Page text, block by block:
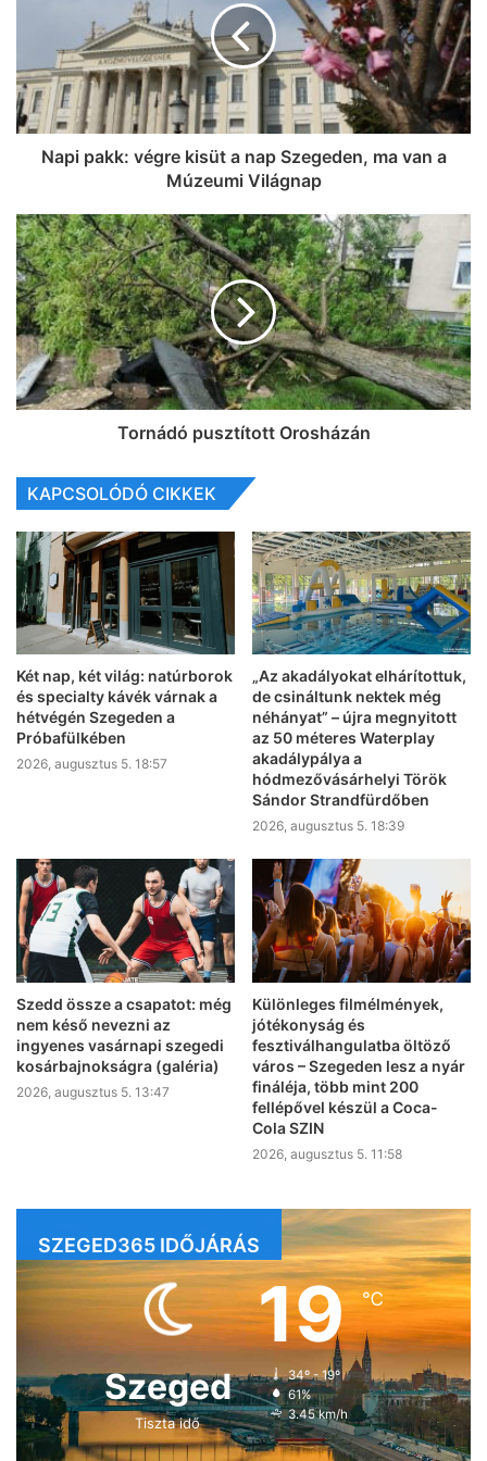
Napi pakk: végre kisüt a nap Szegeden, ma van a
Múzeumi Világnap
Tornádó pusztított Orosházán
KAPCSOLÓDÓ CIKKEK
Két nap, két világ: natúrborok
és specialty kávék várnak a
hétvégén Szegeden a
Próbafülkében
2026, augusztus 5. 18:57
„Az akadályokat elhárítottuk,
de csináltunk nektek még
néhányat” – újra megnyitott
az 50 méteres Waterplay
akadálypálya a
hódmezővásárhelyi Török
Sándor Strandfürdőben
2026, augusztus 5. 18:39
Szedd össze a csapatot: még
nem késő nevezni az
ingyenes vasárnapi szegedi
kosárbajnokságra (galéria)
2026, augusztus 5. 13:47
Különleges filmélmények,
jótékonyság és
fesztiválhangulatba öltöző
város – Szegeden lesz a nyár
fináléja, több mint 200
fellépővel készül a Coca-
Cola SZIN
2026, augusztus 5. 11:58
SZEGED365 IDŐJÁRÁS
Szeged
Tiszta idő
19℃
34º - 19º
61%
3.45 km/h